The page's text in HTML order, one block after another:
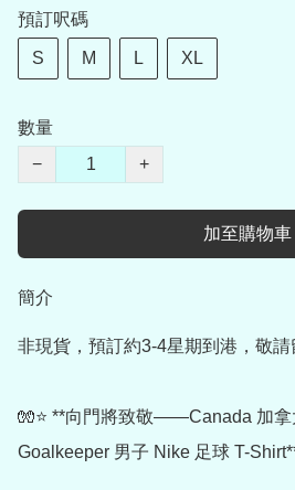
預訂呎碼
S M L XL
數量
−
+
加至購物車
簡介
非現貨，預訂約3-4星期到港，敬請
🧤⭐ **向門將致敬——Canada 加拿
Goalkeeper 男子 Nike 足球 T-